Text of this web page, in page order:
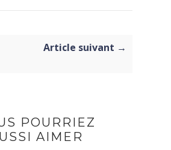
Article suivant →
POURRIEZ
AIMER